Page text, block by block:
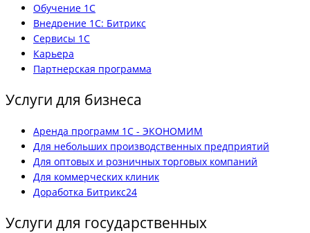
Обучение 1С
Внедрение 1С: Битрикс
Сервисы 1С
Карьера
Партнерская программа
Услуги для бизнеса
Аренда программ 1С - ЭКОНОМИМ
Для небольших производственных предприятий
Для оптовых и розничных торговых компаний
Для коммерческих клиник
Доработка Битрикс24
Услуги для государственных